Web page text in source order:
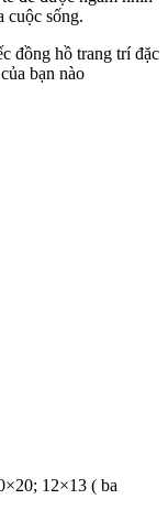
cuộc sống.
đồng hồ trang trí đặc
bạn nào
12×13 ( ba